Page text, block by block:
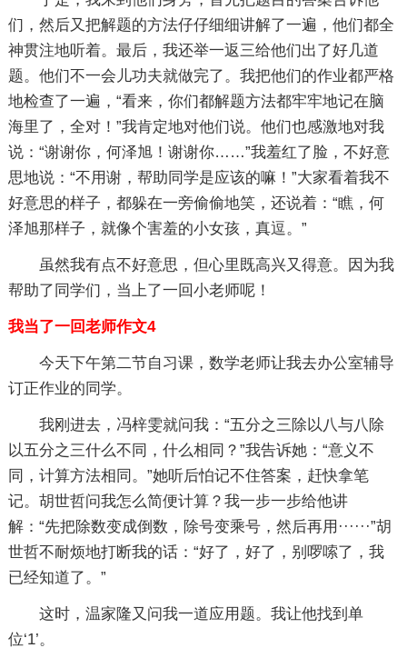
们，然后又把解题的方法仔仔细细讲解了一遍，他们都全
神贯注地听着。最后，我还举一返三给他们出了好几道
题。他们不一会儿功夫就做完了。我把他们的作业都严格
地检查了一遍，“看来，你们都解题方法都牢牢地记在脑
海里了，全对！”我肯定地对他们说。他们也感激地对我
说：“谢谢你，何泽旭！谢谢你……”我羞红了脸，不好意
思地说：“不用谢，帮助同学是应该的嘛！”大家看着我不
好意思的样子，都躲在一旁偷偷地笑，还说着：“瞧，何
泽旭那样子，就像个害羞的小女孩，真逗。”
虽然我有点不好意思，但心里既高兴又得意。因为我
帮助了同学们，当上了一回小老师呢！
我当了一回老师作文4
今天下午第二节自习课，数学老师让我去办公室辅导
订正作业的同学。
我刚进去，冯梓雯就问我：“五分之三除以八与八除
以五分之三什么不同，什么相同？”我告诉她：“意义不
同，计算方法相同。”她听后怕记不住答案，赶快拿笔
记。胡世哲问我怎么简便计算？我一步一步给他讲
解：“先把除数变成倒数，除号变乘号，然后再用······”胡
世哲不耐烦地打断我的话：“好了，好了，别啰嗦了，我
已经知道了。”
这时，温家隆又问我一道应用题。我让他找到单
位‘1’。